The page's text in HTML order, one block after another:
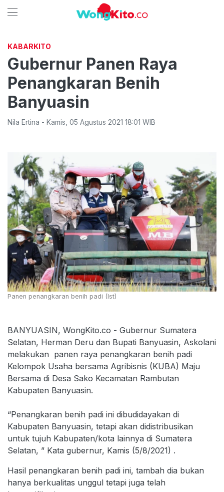
KABARKITO
Gubernur Panen Raya
Penangkaran Benih
Banyuasin
Nila Ertina - Kamis 05 Agustus 2021 18:01 WIB
Panen penangkaran benih padi (Ist)
BANYUASIN, WongKito.co - Gubernur Sumatera
Selatan, Herman Deru dan Bupati Banyuasin, Askolani
melakukan panen raya penangkaran benih padi
Kelompok Usaha bersama Agribisnis (KUBA) Maju
Bersama di Desa Sako Kecamatan Rambutan
Kabupaten Banyuasin.
“Penangkaran benih padi ini dibudidayakan di
Kabupaten Banyuasin, tetapi akan didistribusikan
untuk tujuh Kabupaten/kota lainnya di Sumatera
Selatan, ” Kata gubernur, Kamis (5/8/2021) .
Hasil penangkaran benih padi ini, tambah dia bukan
hanya berkualitas unggul tetapi juga telah